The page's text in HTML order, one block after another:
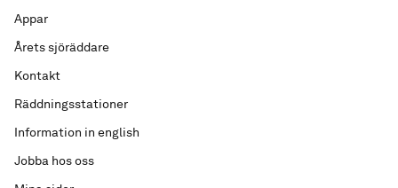
Appar
Årets sjöräddare
Kontakt
Räddningsstationer
Information in english
Jobba hos oss